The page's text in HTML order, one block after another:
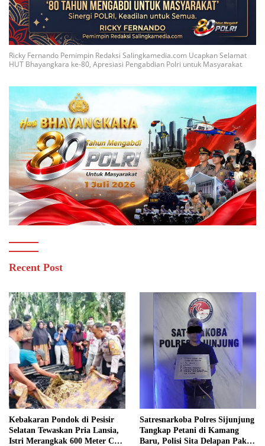
Ricky Fernando Pemimpin Redaksi Salingkamedia.com Ucapkan Selamat
HUT Bhayangkara ke-80, Apresiasi Pengabdian Polri untuk Masyarakat
Recent Post
Kebakaran Pondok di Pesisir
Selatan Tewaskan Pria Lansia,
Istri Merangkak 600 Meter Cari
Satresnarkoba Polres Sijunjung
Tangkap Petani di Kamang
Baru, Polisi Sita Delapan Paket